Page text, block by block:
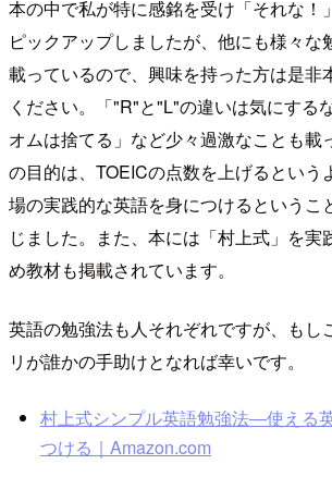
本の中で私が特に感銘を受け「それな！
ピックアップしましたが、他にも様々な
載っているので、興味を持った方は是非
ください。「"R"と"L"の違いは気にする
オムは捨てる」など少々過激なことも載
の目的は、TOEICの点数を上げるという
場の実践的な英語を身につけるというこ
じました。また、本には「村上式」を実
め教材も掲載されています。
英語の勉強法も人それぞれですが、もし
リが誰かの手助けとなれば幸いです。
村上式シンプル英語勉強法―使える
つける｜Amazon.com